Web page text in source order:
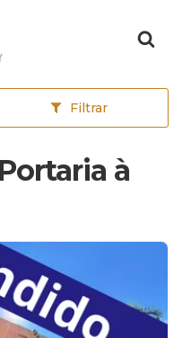
inicial
Filtrar
à